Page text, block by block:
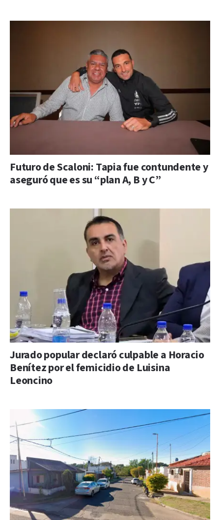
Futuro de Scaloni: Tapia fue contundente y
aseguró que es su “plan A, B y C”
Jurado popular declaró culpable a Horacio
Benítez por el femicidio de Luisina
Leoncino